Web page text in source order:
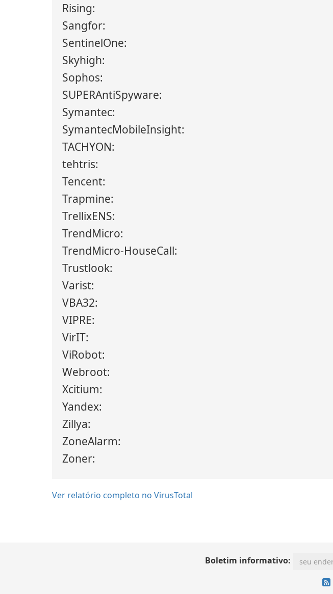
Rising:
Sangfor:
SentinelOne:
Skyhigh:
Sophos:
SUPERAntiSpyware:
Symantec:
SymantecMobileInsight:
TACHYON:
tehtris:
Tencent:
Trapmine:
TrellixENS:
TrendMicro:
TrendMicro-HouseCall:
Trustlook:
Varist:
VBA32:
VIPRE:
VirIT:
ViRobot:
Webroot:
Xcitium:
Yandex:
Zillya:
ZoneAlarm:
Zoner:
Ver relatório completo no VirusTotal
Boletim informativo: